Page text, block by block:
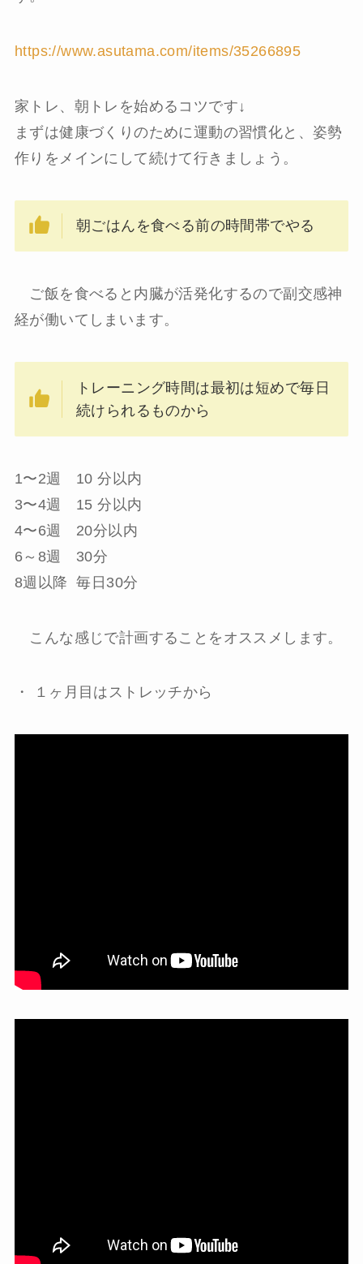
https://www.asutama.com/items/35266895
家トレ、朝トレを始めるコツです↓
まずは健康づくりのために運動の習慣化と、姿勢
作りをメインにして続けて行きましょう。
朝ごはんを食べる前の時間帯でやる
ご飯を食べると内臓が活発化するので副交感神
経が働いてしまいます。
トレーニング時間は最初は短めで毎日
続けられるものから
1〜2週 10分以内
3〜4週 15分以内
4〜6週 20分以内
6～ 8週
30分
8週以降 毎日30分
こんな感じで計画することをオススメします。
・ １ヶ月目はストレッチから